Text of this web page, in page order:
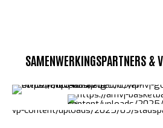
SAMENWERKINGSPARTNERS &